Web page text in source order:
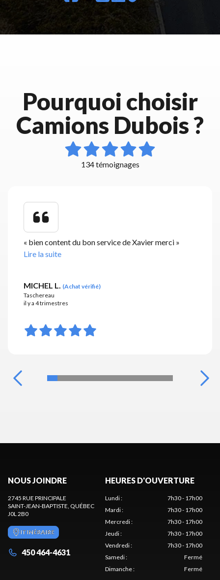
Pourquoi choisir
Camions Dubois ?
134 témoignages
« bien content du bon service de Xavier merci »
Lire la suite
MICHEL L. (Achat vérifié)
Taschereau
il y a 4 trimestres
NOUS JOINDRE
2745 RUE PRINCIPALE
SAINT-JEAN-BAPTISTE , QUÉBEC
J0L 2B0
ITINÉRAIRE
450 464-4631
HEURES D'OUVERTURE
Lundi:
7h30 - 17h00
Mardi:
7h30 - 17h00
Mercredi:
7h30 - 17h00
Jeudi:
7h30 - 17h00
Vendredi:
7h30 - 17h00
Samedi:
Fermé
Dimanche: Fermé